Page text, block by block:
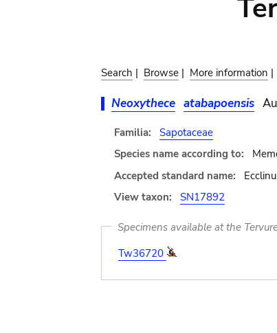
Search | Browse | More information |
Neoxythece atabapoensis
Familia:
Sapotaceae
Species name according to:
Accepted standard name:
View taxon:
SN17892
Specimens available at the
Tw36720